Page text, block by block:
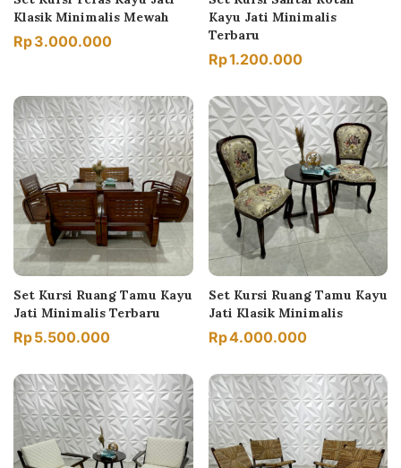
Klasik Minimalis Mewah
Rp3.000.000
Kayu Jati Minimalis
Terbaru
Rp1.200.000
Set Kursi Ruang Tamu Kayu
Jati Minimalis Terbaru
Rp5.500.000
Set Kursi Ruang Tamu Kayu
Jati Klasik Minimalis
Rp4.000.000